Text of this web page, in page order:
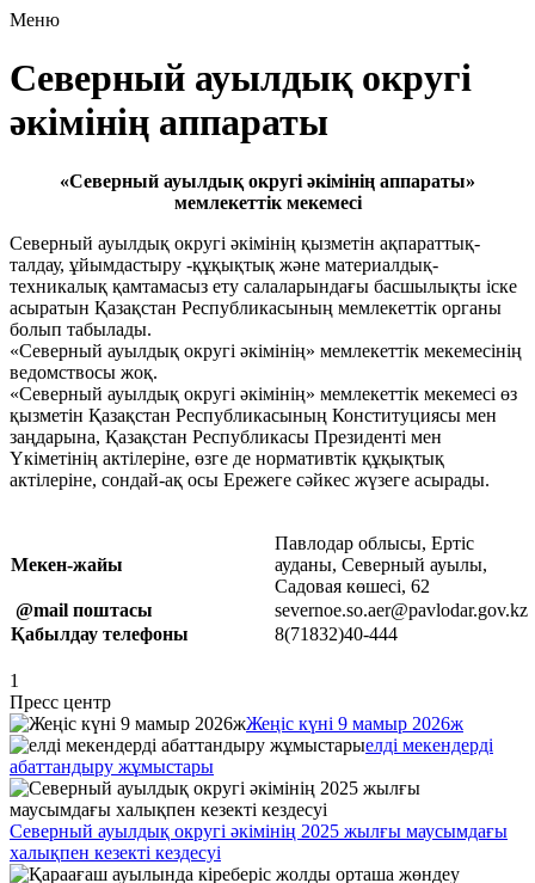
Меню
Cеверный ауылдық округі
әкімінің аппараты
«Северный ауылдық округі әкімінің аппараты»
мемлекеттік мекемесі
Северный ауылдық округі әкімінің қызметін ақпараттық-
талдау, ұйымдастыру -құқықтық және материалдық-
техникалық қамтамасыз ету салаларындағы басшылықты іске
асыратын Қазақстан Республикасының мемлекеттiк органы
болып табылады.
«Северный ауылдық округі әкімінің» мемлекеттік мекемесінің
ведомствосы жоқ.
«Северный ауылдық округі әкімінің» мемлекеттік мекемесі өз
қызметiн Қазақстан Республикасының Конституциясы мен
заңдарына, Қазақстан Республикасы Президентi мен
Үкiметiнiң актiлерiне, өзге де нормативтiк құқықтық
актiлеріне, сондай-ақ осы Ережеге сәйкес жүзеге асырады.
Мекен-жайы
Павлодар облысы, Ертіс
ауданы, Северный ауылы,
Садовая көшесі, 62
@mail поштасы
severnoe.so.aer@pavlodar.gov.kz
Қабылдау телефоны
8(71832)40-444
1
Пресс центр
Жеңіс күні 9 мамыр 2026ж
елді мекендерді
абаттандыру жұмыстары
Северный ауылдық округі әкімінің 2025 жылғы маусымдағы
халықпен кезекті кездесуі